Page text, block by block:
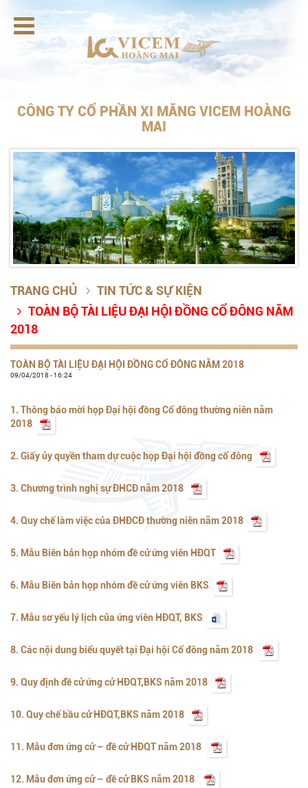

CÔNG TY CỔ PHẦN XI MĂNG VICEM HOÀNG
MAI
TRANG CHỦ  TIN TỨC & SỰ KIỆN
 TOÀN BỘ TÀI LIỆU ĐẠI HỘI ĐỒNG CỔ ĐÔNG NĂM
2018
TOÀN BỘ TÀI LIỆU ĐẠI HỘI ĐỒNG CỔ ĐÔNG NĂM 2018
09/04/2018 - 16:24
1. Thông báo mời họp Đại hội đồng Cổ đông thường niên năm
2018
2. Giấy ủy quyền tham dự cuộc họp Đại hội đồng cổ đông
3. Chương trình nghị sự ĐHCĐ năm 2018
4. Quy chế làm việc của ĐHĐCĐ thường niên năm 2018
5. Mẫu Biên bản họp nhóm đề cử ứng viên HĐQT
6. Mẫu Biên bản họp nhóm đề cử ứng viên BKS
7. Mẫu sơ yếu lý lịch của ứng viên HĐQT, BKS
8. Các nội dung biểu quyết tại Đại hội Cổ đông năm 2018
9. Quy định đề cử ứng cử HĐQT,BKS năm 2018
10. Quy chế bầu cử HĐQT,BKS năm 2018
11. Mẫu đơn ứng cử – đề cử HĐQT năm 2018
12. Mẫu đơn ứng cử – đề cử BKS năm 2018